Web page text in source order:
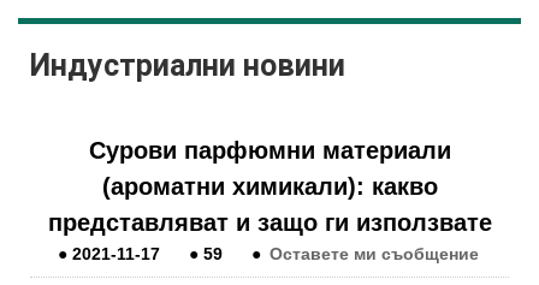
Индустриални новини
Сурови парфюмни материали
(ароматни химикали): какво
представляват и защо ги използвате
● 2021-11-17 ● 59 ● Оставете ми съобщение